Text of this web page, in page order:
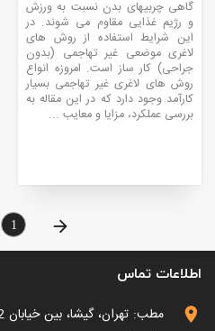
گاهی چربیهای بدن نسبت به ورزش
و رژیم غذایی مقاوم می شوند. در
این شرایط استفاده از روش های
لاغری موضعی غیر تهاجمی (بدون
جراحی) کار ساز است. امروزه انواع
روش های لاغری غیر تهاجمی بسیار
کارآمد وجود دارد که در این مقاله به
بررسی عملکرد، مزایا و معایب ...
1
اطلاعات تماس